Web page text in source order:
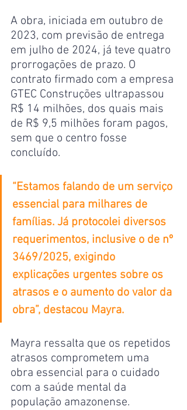
A obra, iniciada em outubro de
2023, com previsão de entrega
em julho de 2024, já teve quatro
prorrogações de prazo. O
contrato firmado com a empresa
GTEC Construções ultrapassou
R$ 14 milhões, dos quais mais
de R$ 9,5 milhões foram pagos,
sem que o centro fosse
concluído.
“Estamos falando de um serviço
essencial para milhares de
famílias. Já protocolei diversos
requerimentos, inclusive o de nº
3469/2025, exigindo
explicações urgentes sobre os
atrasos e o aumento do valor da
obra”, destacou Mayra.
Mayra ressalta que os repetidos
atrasos comprometem uma
obra essencial para o cuidado
com a saúde mental da
população amazonense.